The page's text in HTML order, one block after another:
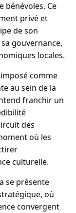
bénévoles. Ce
privé et
de son
gouvernance,
locales.
imposé comme
au sein de la
franchir un
des
où les
culturelle.
se présente
où
convergent